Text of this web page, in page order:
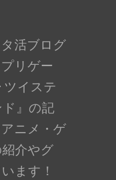
活ブログ
リゲー
ツイステ
』の記
ニメ・ゲ
介やグ
ます！